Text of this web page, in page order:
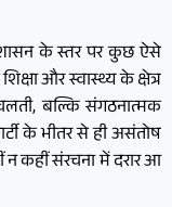
के स्तर पर कुछ ऐसे
और स्वास्थ्य के क्षेत्र
बल्कि संगठनात्मक
के भीतर से ही असंतोष
कहीं संरचना में दरार आ